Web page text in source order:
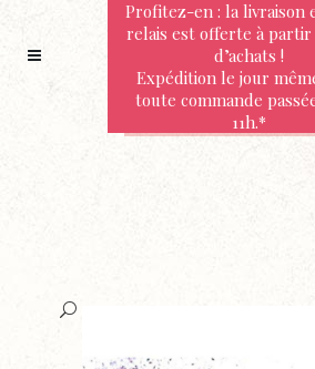
Profitez-en : la livraison
relais est offerte à partir
d’achats !
Expédition le jour
toute commande
11h.*